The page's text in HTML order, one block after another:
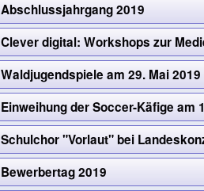
Abschlussjahrgang 2019
Clever digital: Workshops zur
Waldjugendspiele am 29. Mai 2019
Einweihung der Soccer-Käfige am
Schulchor "Vorlaut" bei
Bewerbertag 2019